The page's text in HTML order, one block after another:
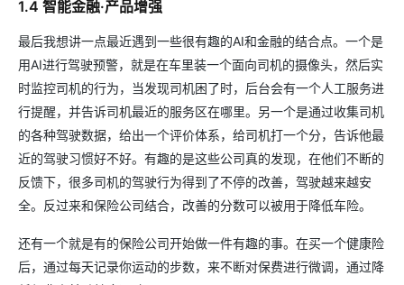
1.4 智能金融·产品增强
最后我想讲一点最近遇到一些很有趣的AI和金融的结合点。一个是
用AI进行驾驶预警，就是在车里装一个面向司机的摄像头，然后实
时监控司机的行为，当发现司机困了时，后台会有一个人工服务进
行提醒，并告诉司机最近的服务区在哪里。另一个是通过收集司机
的各种驾驶数据，给出一个评价体系，给司机打一个分，告诉他最
近的驾驶习惯好不好。有趣的是这些公司真的发现，在他们不断的
反馈下，很多司机的驾驶行为得到了不停的改善，驾驶越来越安
全。反过来和保险公司结合，改善的分数可以被用于降低车险。
还有一个就是有的保险公司开始做一件有趣的事。在买一个健康险
后，通过每天记录你运动的步数，来不断对保费进行微调，通过降